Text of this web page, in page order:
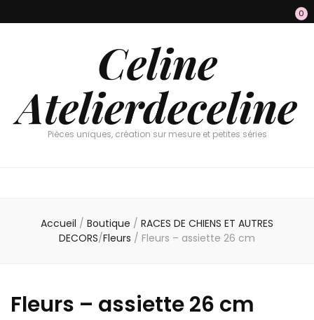
0
Celine
Atelierdeceline
Pièces uniques, création sur mesure et petites séries
Accueil / Boutique / RACES DE CHIENS ET AUTRES
DECORS/Fleurs / Fleurs – assiette 26 cm
Fleurs – assiette 26 cm